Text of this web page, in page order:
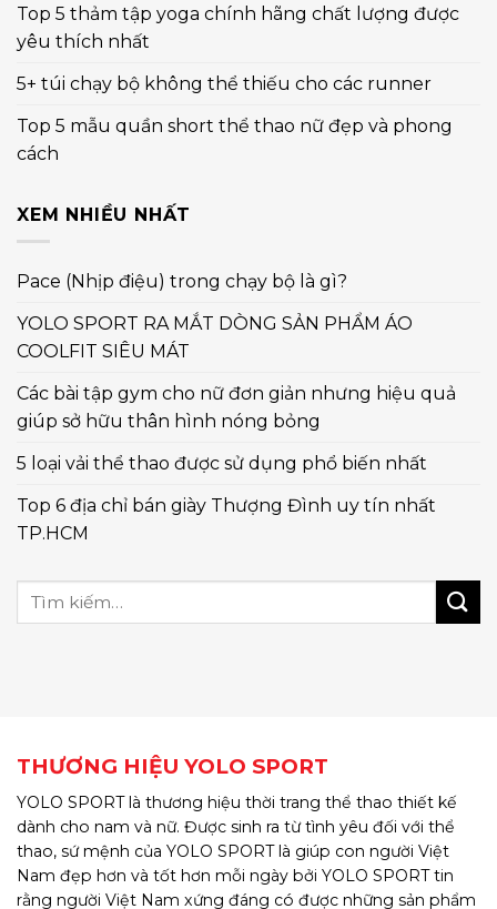
Top 5 thảm tập yoga chính hãng chất lượng được
yêu thích nhất
5+ túi chạy bộ không thể thiếu cho các runner
Top 5 mẫu quần short thể thao nữ đẹp và phong
cách
XEM NHIỀU NHẤT
Pace (Nhịp điệu) trong chạy bộ là gì?
YOLO SPORT RA MẮT DÒNG SẢN PHẨM ÁO
COOLFIT SIÊU MÁT
Các bài tập gym cho nữ đơn giản nhưng hiệu quả
giúp sở hữu thân hình nóng bỏng
5 loại vải thể thao được sử dụng phổ biến nhất
Top 6 địa chỉ bán giày Thượng Đình uy tín nhất
TP.HCM
THƯƠNG HIỆU YOLO SPORT
YOLO SPORT là thương hiệu thời trang thể thao thiết kế
dành cho nam và nữ. Được sinh ra từ tình yêu đối với thể
thao, sứ mệnh của YOLO SPORT là giúp con người Việt
Nam đẹp hơn và tốt hơn mỗi ngày bởi YOLO SPORT tin
rằng người Việt Nam xứng đáng có được những sản phẩm